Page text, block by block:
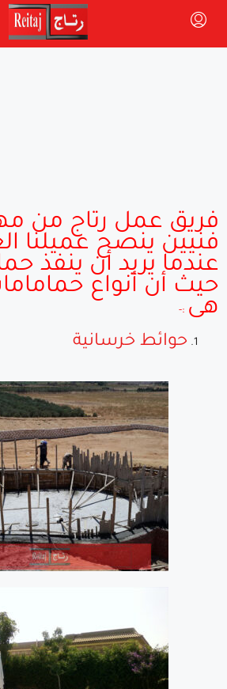
فريق عمل رتاج من
فنيين ينصح عميلنا
عندما يريد أن ينفذ
حيث أن أنواع
هى :-
حوائط خرسانية